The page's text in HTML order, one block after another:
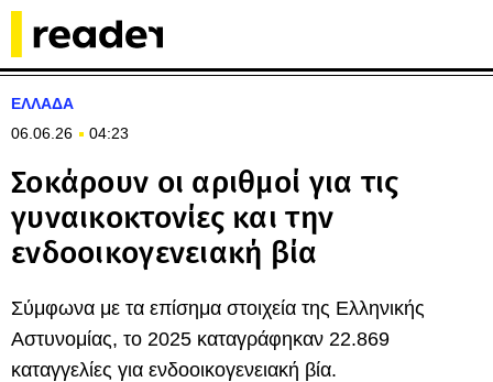
ΕΛΛΑΔΑ
06.06.26
04:23
Σοκάρουν οι αριθμοί για τις
γυναικοκτονίες και την
ενδοοικογενειακή βία
Σύμφωνα με τα επίσημα στοιχεία της Ελληνικής
Αστυνομίας, το 2025 καταγράφηκαν 22.869
καταγγελίες για ενδοοικογενειακή βία.